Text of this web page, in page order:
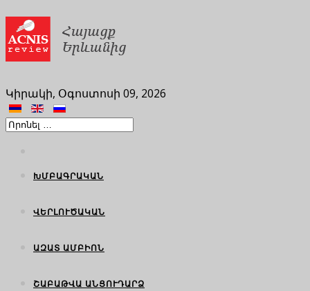
Կիրակի, Օգոստոսի 09, 2026
ԽՄԲԱԳՐԱԿԱՆ
ՎԵՐԼՈՒԾԱԿԱՆ
ԱԶԱՏ ԱՄԲԻՈՆ
ՇԱԲԱԹՎԱ ԱՆՑՈՒԴԱՐՁ